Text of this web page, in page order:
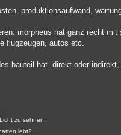
produktionsaufwand,
morpheus hat ganz recht
flugzeugen, autos etc.
bauteil hat, direkt oder
zu sehnen,
lebt?